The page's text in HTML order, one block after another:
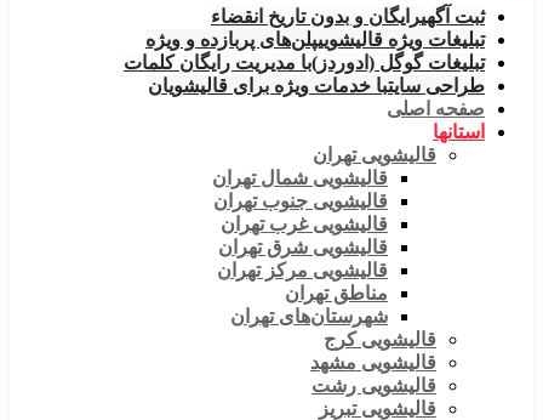
ثبت آگهیرایگان و بدون تاریخ انقضاء
تبلیغات ویژه قالیشوییپلن‌های پربازده و ویژه
تبلیغات گوگل (ادوردز)با مدیریت رایگان کلمات
طراحی سایتبا خدمات ویژه برای قالیشویان
صفحه اصلی
استانها
قالیشویی تهران
قالیشویی شمال تهران
قالیشویی جنوب تهران
قالیشویی غرب تهران
قالیشویی شرق تهران
قالیشویی مرکز تهران
مناطق تهران
شهرستان‌های تهران
قالیشویی کرج
قالیشویی مشهد
قالیشویی رشت
قالیشویی تبریز